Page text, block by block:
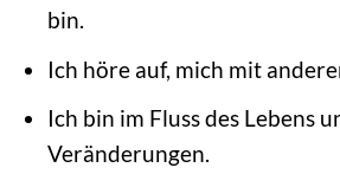
bin.
Ich höre auf, mich mit
Ich bin im Fluss des Lebens
Veränderungen.